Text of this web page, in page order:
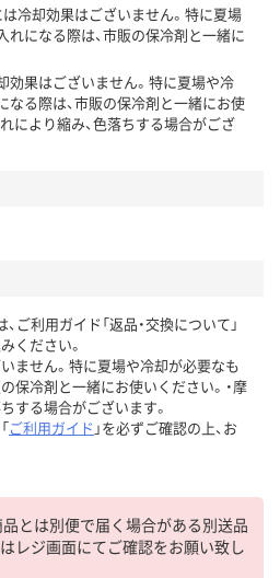
は冷却効果はございません。特に夏場
れになる際は、市販の保冷剤と一緒に
効果はございません。特に夏場や冷
る際は、市販の保冷剤と一緒にお使
により縮み、色落ちする場合がござ
ご利用ガイド「返品・交換について」
ください。
ません。特に夏場や冷却が必要なも
保冷剤と一緒にお使いください。・摩
する場合がございます。
ご利用ガイド 」を必ずご確認の上、お
とは別便で届く場合がある別送品
レジ画面にてご確認をお願い致し